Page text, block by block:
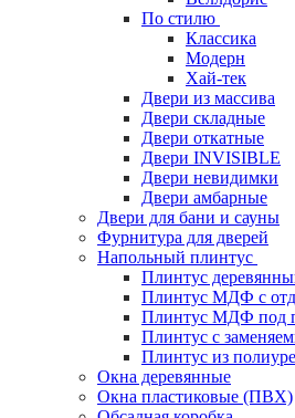
По стилю
Классика
Модерн
Хай-тек
Двери из массива
Двери складные
Двери откатные
Двери INVISIBLE
Двери невидимки
Двери амбарные
Двери для бани и сауны
Фурнитура для дверей
Напольный плинтус
Плинтус
Плинтус МДФ с
Плинтус МДФ под
Плинтус с
Плинтус из
Окна деревянные
Окна пластиковые (ПВХ)